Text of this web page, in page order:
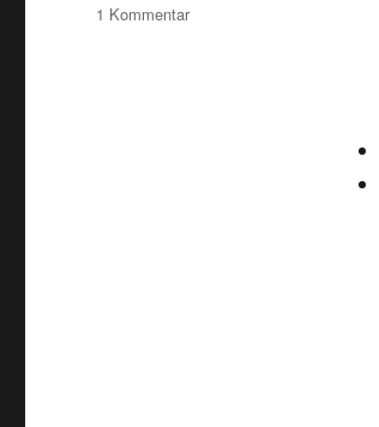
1 Kommentarzu